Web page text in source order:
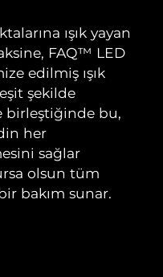
ışık yayan
FAQ™ LED
edilmiş ışık
şekilde
birleştiğinde bu,
her
sağlar
olsun tüm
bakım sunar.